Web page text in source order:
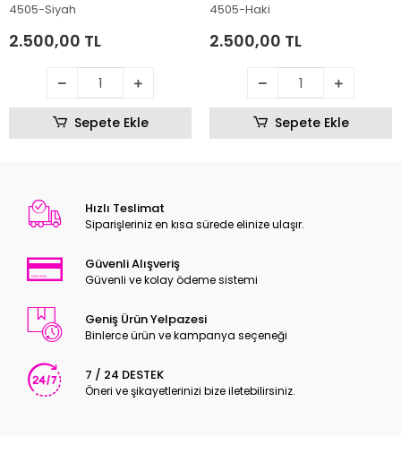
4505-Siyah
2.500,00 TL
Sepete Ekle
4505-Haki
2.500,00 TL
Sepete Ekle
Hızlı Teslimat
Siparişleriniz en kısa sürede elinize ulaşır.
Güvenli Alışveriş
Güvenli ve kolay ödeme sistemi
Geniş Ürün Yelpazesi
Binlerce ürün ve kampanya seçeneği
7 / 24 DESTEK
Öneri ve şikayetlerinizi bize iletebilirsiniz.